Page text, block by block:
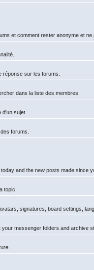
et comment rester anonyme et
réponse sur les forums.
dans la liste des membres.
sujet.
forums.
and the new posts made since
topic.
signatures, board settings,
messenger folders and archive